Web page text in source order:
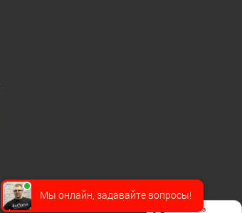
Мы онлайн, задавайте вопросы!
Политика